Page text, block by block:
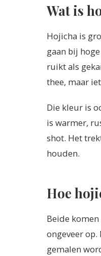
Wat is
Hojicha is
gaan bij
ruikt als
thee, maar
Die kleur is
is warmer,
shot. Het
houden.
Hoe
Beide
ongeveer
gemalen